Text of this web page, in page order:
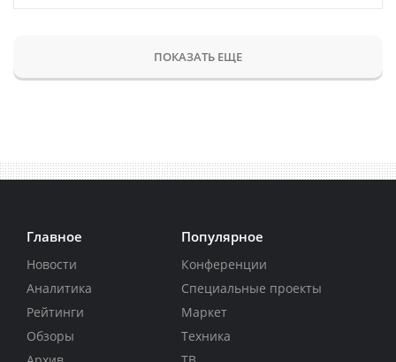
ПОКАЗАТЬ ЕЩЕ
Главное
Новости
Аналитика
Рейтинги
Обзоры
Популярное
Конференции
Специальные проекты
Маркет
Техника